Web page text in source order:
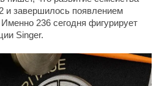
и завершилось появлением
236 сегодня фигурирует
Singer.